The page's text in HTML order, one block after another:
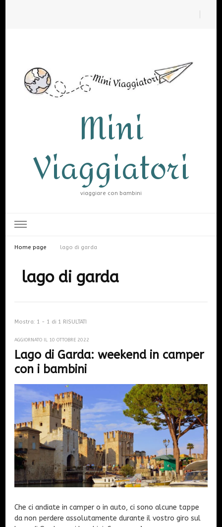
Mini
Viaggiatori
viaggiare con bambini
Home page lago di garda
lago di garda
Mostra: 1 - 1 di 1 RISULTATI
AGGIORNATO IL 10 OTTOBRE 2022
Lago di Garda: weekend in camper
con i bambini
Che ci andiate in camper o in auto, ci sono alcune tappe
da non perdere assolutamente durante il vostro giro sul